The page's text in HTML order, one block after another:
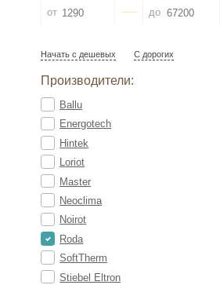
от до
Начать с дешевых С дорогих
Производители:
Ballu
Energotech
Hintek
Loriot
Master
Neoclima
Noirot
Roda
SoftTherm
Stiebel Eltron